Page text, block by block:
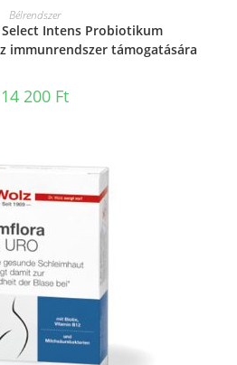
TESZEM
Bélrendszer
Intens Probiotikum
immunrendszer támogatására
14 200 Ft